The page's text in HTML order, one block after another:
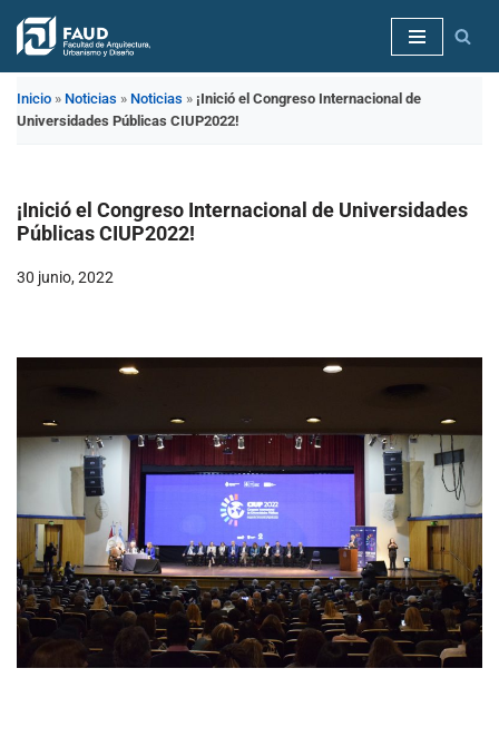
Saltar
contenido
Inicio » Noticias » Noticias » ¡Inició el Congreso Internacional de
Universidades Públicas CIUP2022!
¡Inició el Congreso Internacional de Universidades
Públicas CIUP2022!
30 junio, 2022